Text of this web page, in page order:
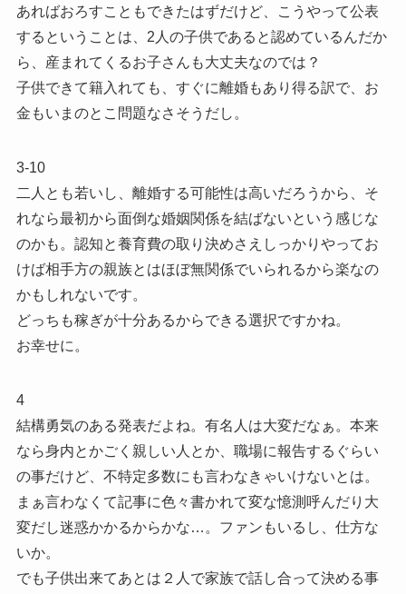
あればおろすこともできたはずだけど、こうやって公表
するということは、2人の子供であると認めているんだか
ら、産まれてくるお子さんも大丈夫なのでは？
子供できて籍入れても、すぐに離婚もあり得る訳で、お
金もいまのとこ問題なさそうだし。
3-10
二人とも若いし、離婚する可能性は高いだろうから、そ
れなら最初から面倒な婚姻関係を結ばないという感じな
のかも。認知と養育費の取り決めさえしっかりやってお
けば相手方の親族とはほぼ無関係でいられるから楽なの
かもしれないです。
どっちも稼ぎが十分あるからできる選択ですかね。
お幸せに。
4
結構勇気のある発表だよね。有名人は大変だなぁ。本来
なら身内とかごく親しい人とか、職場に報告するぐらい
の事だけど、不特定多数にも言わなきゃいけないとは。
まぁ言わなくて記事に色々書かれて変な憶測呼んだり大
変だし迷惑かかるからかな…。ファンもいるし、仕方な
いか。
でも子供出来てあとは２人で家族で話し合って決める事